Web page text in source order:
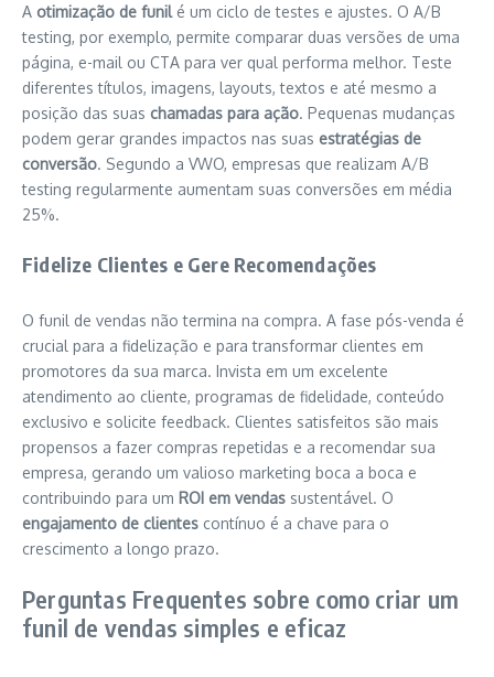
A otimização de funilé um ciclo de testes e ajustes. O A/B
testing, por exemplo, permite comparar duas versões de uma
página, e-mail ou CTA para ver qual performa melhor. Teste
diferentes títulos, imagens, layouts, textos e até mesmo a
posição das suas chamadas para ação. Pequenas mudanças
podem gerar grandes impactos nas suas estratégias de
conversão. Segundo a VWO, empresas que realizam A/B
testing regularmente aumentam suas conversões em média
25%.
Fidelize Clientes e Gere Recomendações
O funil de vendas não termina na compra. A fase pós-venda é
crucial para a fidelização e para transformar clientes em
promotores da sua marca. Invista em um excelente
atendimento ao cliente, programas de fidelidade, conteúdo
exclusivo e solicite feedback. Clientes satisfeitos são mais
propensos a fazer compras repetidas e a recomendar sua
empresa, gerando um valioso marketing boca a boca e
contribuindo para um ROI em vendas sustentável. O
engajamento de clientes contínuo é a chave para o
crescimento a longo prazo.
Perguntas Frequentes sobre como criar um
funil de vendas simples e eficaz